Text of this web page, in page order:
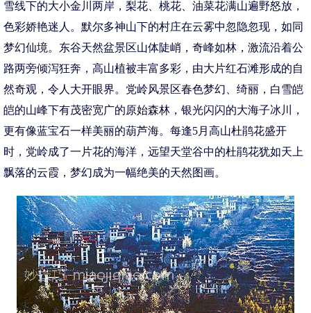
雪线下的大小金川两岸，梨花、桃花、油菜花满山遍野怒放，
色彩娇艳迷人。默尔多神山下的村庄在云雾中忽隐忽现，如同
梦幻仙境。东谷天然盆景区山体陡峭，奇峰如林，激流沿着公
路两旁倾泻狂奔，高山植被丰富多彩，由大片红石滩形成的自
然奇观，令人大开眼界。党岭风景区春色梦幻、绮丽，白雪皑
皑的山峰下有茂密宽广的原始森林，银光闪闪的大海子冰川，
更有像蓝宝石一样美丽的葫芦海。每逢5月高山杜鹃花盛开
时，党岭成了一片花的海洋，远望天堂谷中的杜鹃花犹如天上
飘落的云霞，梦幻成为一幅绝美的天然图画。